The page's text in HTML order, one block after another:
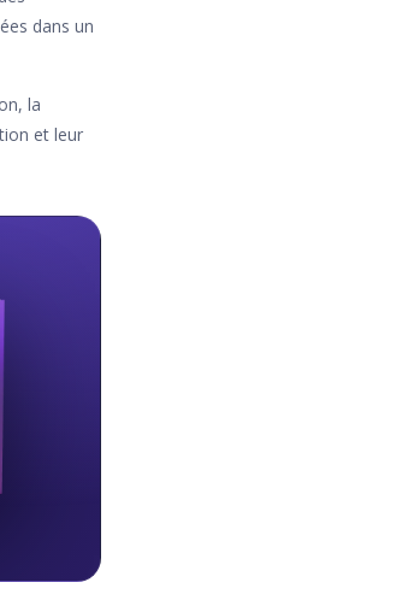
dans un
la
et leur